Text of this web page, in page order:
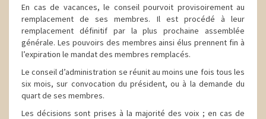
En cas de vacances, le conseil pourvoit provisoirement au
remplacement de ses membres. Il est procédé à leur
remplacement définitif par la plus prochaine assemblée
générale. Les pouvoirs des membres ainsi élus prennent fin à
l’expiration le mandat des membres remplacés.
Le conseil d’administration se réunit au moins une fois tous les
six mois, sur convocation du président, ou à la demande du
quart de ses membres.
Les décisions sont prises à la majorité des voix ; en cas de